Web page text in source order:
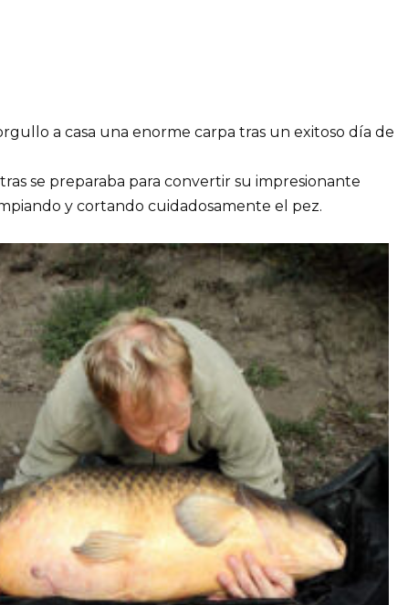
a casa una enorme carpa tras un exitoso día de
se preparaba para convertir su impresionante
y cortando cuidadosamente el pez.